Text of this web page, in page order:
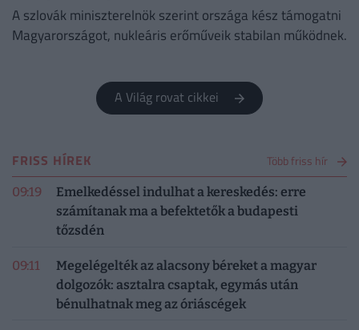
A szlovák miniszterelnök szerint országa kész támogatni
Magyarországot, nukleáris erőműveik stabilan működnek.
A Világ rovat cikkei
FRISS HÍREK Több friss hír
09:19
Emelkedéssel indulhat a kereskedés: erre
számítanak ma a befektetők a budapesti
tőzsdén
09:11
Megelégelték az alacsony béreket a magyar
dolgozók: asztalra csaptak, egymás után
bénulhatnak meg az óriáscégek